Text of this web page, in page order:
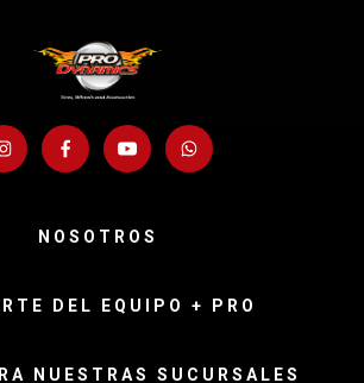
NOSOTROS
DEL EQUIPO + PRO
NUESTRAS SUCURSALES